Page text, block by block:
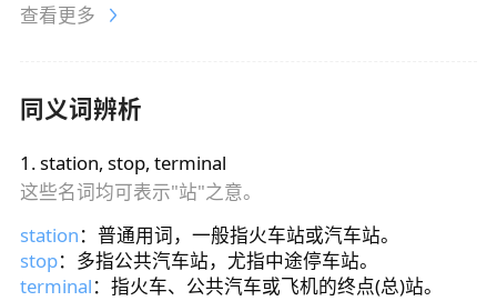
查看更多
同义词辨析
1 .station, stop, terminal
这些名词均可表示"站"之意。
station：普通用词，一般指火车站或汽车站。
stop：多指公共汽车站，尤指中途停车站。
terminal：指火车、公共汽车或飞机的终点(总)站。